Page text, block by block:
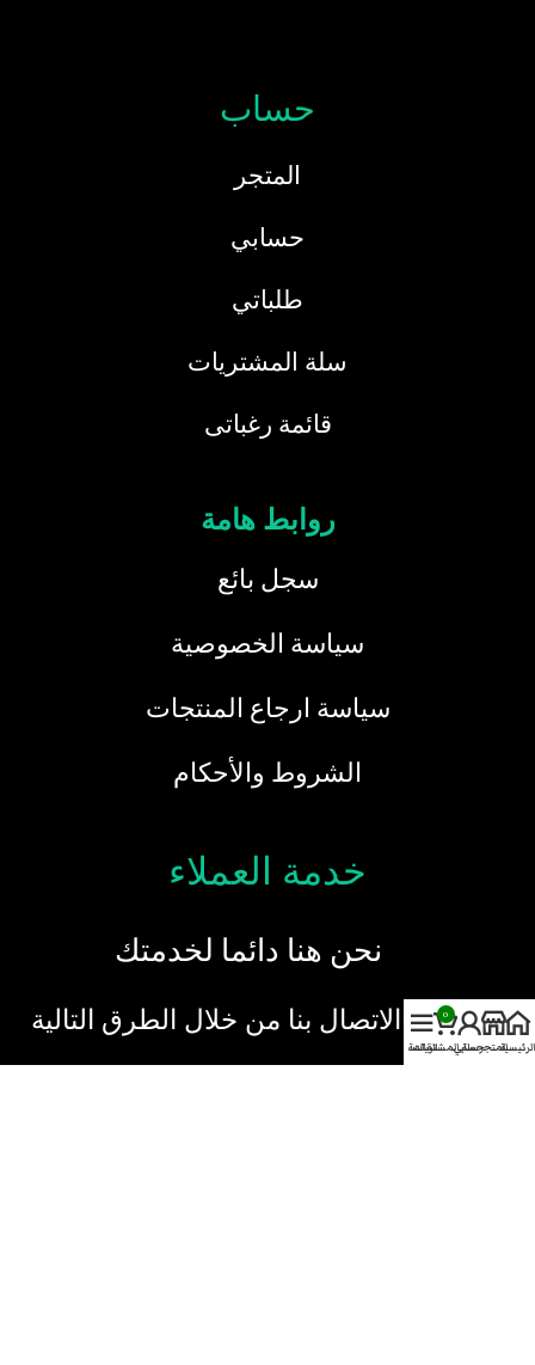
حساب
المتجر
حسابي
طلباتي
سلة المشتريات
قائمة رغباتى
روابط هامة
سجل بائع
سياسة الخصوصية
سياسة ارجاع المنتجات
الشروط والأحكام
خدمة العملاء
نحن هنا دائما لخدمتك
يمكنك الاتصال بنا من خلال الطرق التالية
الرئيسيةالمتجرحسابي
0
سلة المشتريات
القائمة